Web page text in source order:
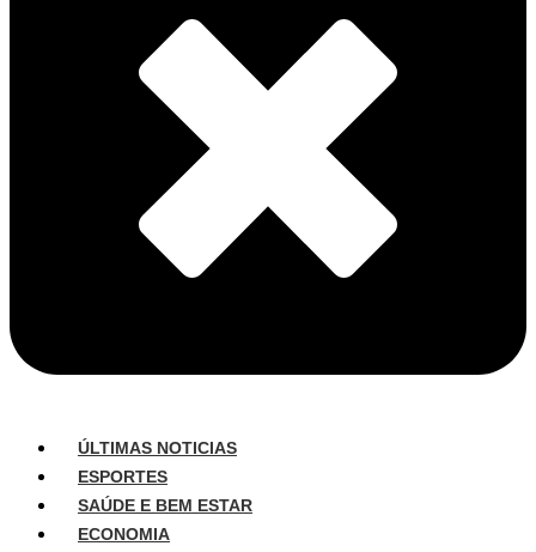
ÚLTIMAS NOTICIAS
ESPORTES
SAÚDE E BEM ESTAR
ECONOMIA